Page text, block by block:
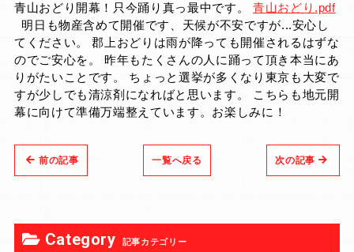
青山おどり開幕！只今踊り真っ最中です。 青山おどり.pdf
明日も物産含めて開催です、天候が不安ですが...安心し
てください。 郡上おどりは雨が降っても開催されるはずな
のでご安心を。 昨年もたくさんの人に踊って頂き本当にあ
りがたいことです。 ちょっと選挙が多くなり東京も大変で
すが少しでも清涼剤になればと思います。 こちらも地元開
幕に向けて準備万端整えています。お楽しみに！
次の記事
一覧へ戻る
前の記事
Category 記事カテゴリー